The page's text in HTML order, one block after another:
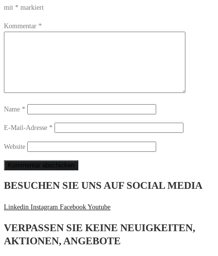
mit * markiert
Kommentar *
Name *
E-Mail-Adresse *
Website
BESUCHEN SIE UNS AUF SOCIAL MEDIA
Linkedin Instagram FacebookYoutube
VERPASSEN SIE KEINE NEUIGKEITEN,
AKTIONEN, ANGEBOTE